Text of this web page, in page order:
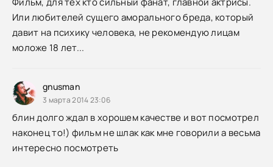
Или любителей сущего аморального бреда, который
давит на психику человека, не рекомендую лицам
моложе 18 лет...
gnusman
3 марта 2014 23:06
блин долго ждал в хорошем качестве и вот посмотрел
наконец то!) фильм не шлак как мне говорили а весьма
интересно посмотреть